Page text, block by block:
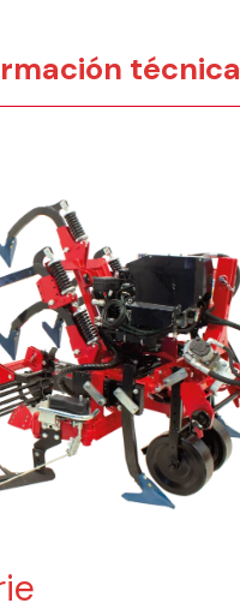
técnica